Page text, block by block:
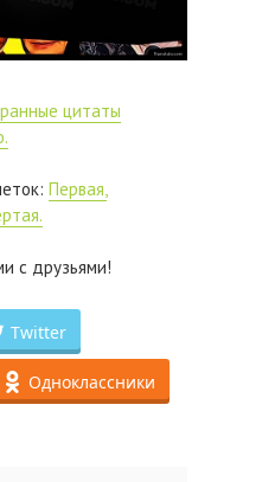
цитаты
Первая,
с друзьями!
Twitter
Одноклассники